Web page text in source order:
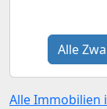
Alle
Alle Immobilien